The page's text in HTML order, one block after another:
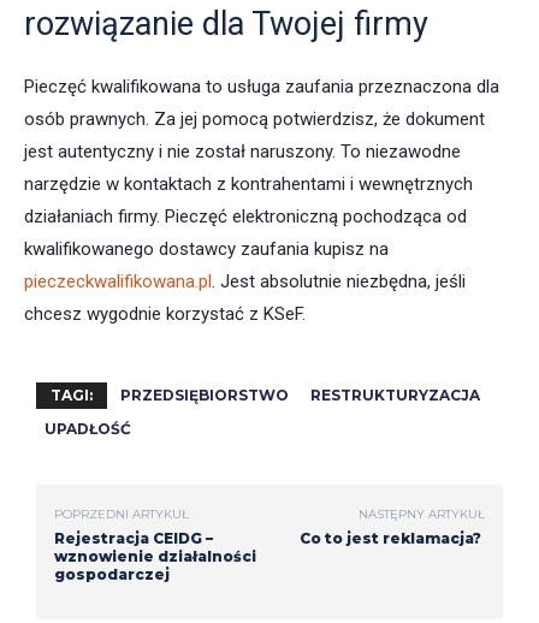
rozwiązanie dla Twojej firmy
Pieczęć kwalifikowana to usługa zaufania przeznaczona dla
osób prawnych. Za jej pomocą potwierdzisz, że dokument
jest autentyczny i nie został naruszony. To niezawodne
narzędzie w kontaktach z kontrahentami i wewnętrznych
działaniach firmy. Pieczęć elektroniczną pochodząca od
kwalifikowanego dostawcy zaufania kupisz na
pieczeckwalifikowana.pl . Jest absolutnie niezbędna, jeśli
chcesz wygodnie korzystać z KSeF.
TAGI: PRZEDSIĘBIORSTWO
RESTRUKTURYZACJA
UPADŁOŚĆ
POPRZEDNI ARTYKUŁ
Rejestracja CEIDG –
wznowienie działalności
gospodarczej
NASTĘPNY ARTYKUŁ
Co to jest reklamacja?